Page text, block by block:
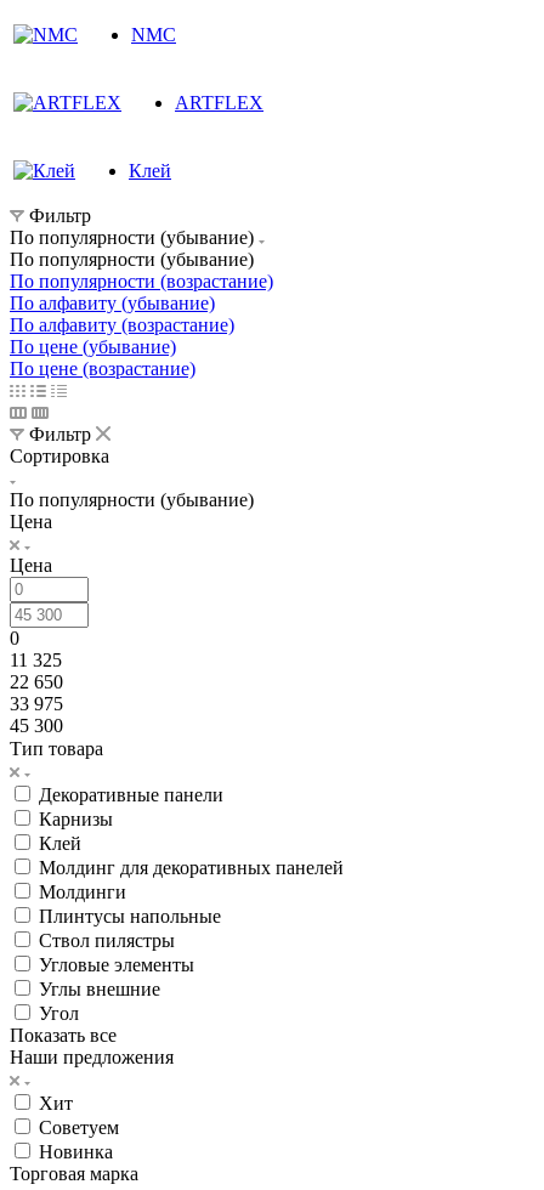
NMC
ARTFLEX
Клей
Фильтр
По популярности (убывание)
По популярности (убывание)
По популярности (возрастание)
По алфавиту (убывание)
По алфавиту (возрастание)
По цене (убывание)
По цене (возрастание)
Фильтр
Сортировка
По популярности (убывание)
Цена
Цена
0
11 325
22 650
33 975
45 300
Тип товара
Декоративные панели
Карнизы
Клей
Молдинг для декоративных панелей
Молдинги
Плинтусы напольные
Ствол пилястры
Угловые элементы
Углы внешние
Угол
Показать все
Наши предложения
Хит
Советуем
Новинка
Торговая марка